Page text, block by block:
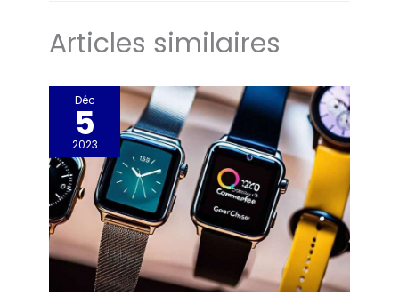
Articles similaires
Déc
5
2023